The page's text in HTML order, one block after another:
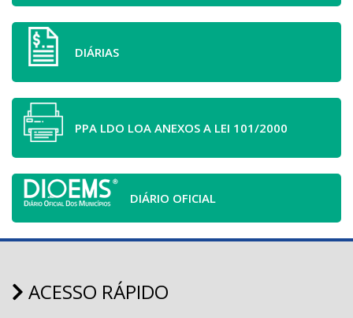
DIÁRIAS
PPA LDO LOA ANEXOS A LEI 101/2000
DIÁRIO OFICIAL
ACESSO RÁPIDO